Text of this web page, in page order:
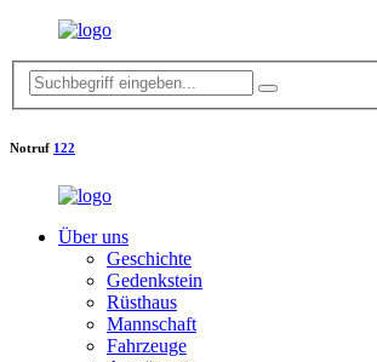
Notruf 122
Über uns
Geschichte
Gedenkstein
Rüsthaus
Mannschaft
Fahrzeuge